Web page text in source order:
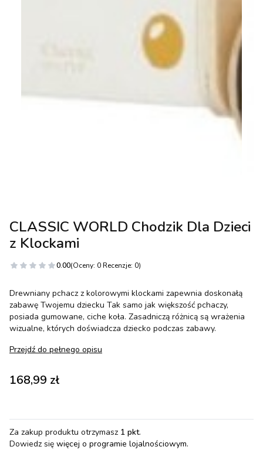
CLASSIC WORLD Chodzik Dla Dzieci
z Klockami
0.00(Oceny: 0 Recenzje: 0)
Drewniany pchacz z kolorowymi klockami zapewnia doskonałą
zabawę Twojemu dziecku Tak samo jak większość pchaczy,
posiada gumowane, ciche koła. Zasadniczą różnicą są wrażenia
wizualne, których doświadcza dziecko podczas zabawy.
Przejdź do pełnego opisu
Cena
168,99 zł
Za zakup produktu otrzymasz 1 pkt.
Dowiedz się więcej o programie lojalnościowym.